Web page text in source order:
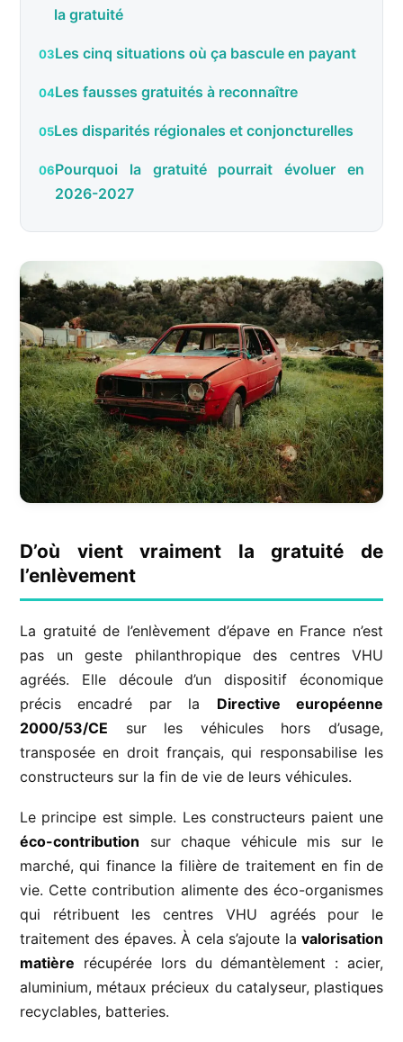
la gratuité
Les cinq situations où ça bascule en payant
Les fausses gratuités à reconnaître
Les disparités régionales et conjoncturelles
Pourquoi la gratuité pourrait évoluer en
2026-2027
D’où vient vraiment la gratuité de
l’enlèvement
La gratuité de l’enlèvement d’épave en France n’est
pas un geste philanthropique des centres VHU
agréés. Elle découle d’un dispositif économique
précis encadré par la Directive européenne
2000/53/CE sur les véhicules hors d’usage,
transposée en droit français, qui responsabilise les
constructeurs sur la fin de vie de leurs véhicules.
Le principe est simple. Les constructeurs paient une
éco-contribution sur chaque véhicule mis sur le
marché, qui finance la filière de traitement en fin de
vie. Cette contribution alimente des éco-organismes
qui rétribuent les centres VHU agréés pour le
traitement des épaves. À cela s’ajoute la valorisation
matière récupérée lors du démantèlement : acier,
aluminium, métaux précieux du catalyseur, plastiques
recyclables, batteries.